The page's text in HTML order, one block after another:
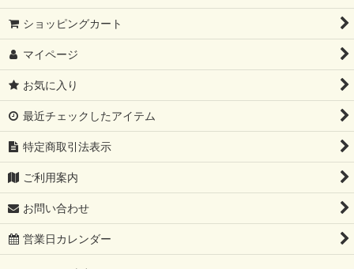
ショッピングカート
マイページ
お気に入り
最近チェックしたアイテム
特定商取引法表示
ご利用案内
お問い合わせ
営業日カレンダー